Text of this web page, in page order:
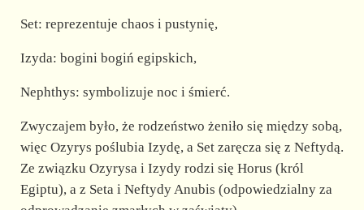
Set: reprezentuje chaos i pustynię,
Izyda: bogini bogiń egipskich,
Nephthys: symbolizuje noc i śmierć.
Zwyczajem było, że rodzeństwo żeniło się między sobą,
więc Ozyrys poślubia Izydę, a Set zaręcza się z Neftydą.
Ze związku Ozyrysa i Izydy rodzi się Horus (król
Egiptu), a z Seta i Neftydy Anubis (odpowiedzialny za